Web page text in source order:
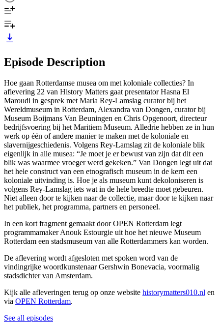
Episode Description
Hoe gaan Rotterdamse musea om met koloniale collecties? In
aflevering 22 van History Matters gaat presentator Hasna El
Maroudi in gesprek met Maria Rey-Lamslag curator bij het
Wereldmuseum in Rotterdam, Alexandra van Dongen, curator bij
Museum Boijmans Van Beuningen en Chris Opgenoort, directeur
bedrijfsvoering bij het Maritiem Museum. Alledrie hebben ze in hun
werk op één of andere manier te maken met de koloniale en
slavernijgeschiedenis. Volgens Rey-Lamslag zit de koloniale blik
eigenlijk in alle musea: “Je moet je er bewust van zijn dat dit een
blik was waarmee vroeger werd gekeken.” Van Dongen legt uit dat
het hele construct van een etnografisch museum in de kern een
koloniale uitvinding is. Hoe je als museum kunt dekoloniseren is
volgens Rey-Lamslag iets wat in de hele breedte moet gebeuren.
Niet alleen door te kijken naar de collectie, maar door te kijken naar
het publiek, het programma, partners en personeel.
In een kort fragment gemaakt door OPEN Rotterdam legt
programmamaker Anouk Estourgie uit hoe het nieuwe Museum
Rotterdam een stadsmuseum van alle Rotterdammers kan worden.
De aflevering wordt afgesloten met spoken word van de
vindingrijke woordkunstenaar Gershwin Bonevacia, voormalig
stadsdichter van Amsterdam.
Kijk alle afleveringen terug op onze website historymatters010.nl en
via OPEN Rotterdam.
See all episodes